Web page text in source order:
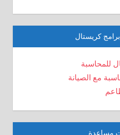
كريستال
للمحاسبة
مع الصيانة
مساعدة